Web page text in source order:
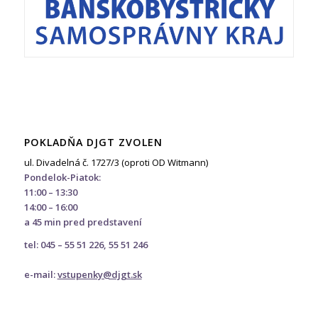
POKLADŇA DJGT ZVOLEN
ul. Divadelná č. 1727/3 (oproti OD Witmann)
Pondelok-Piatok:
11:00 – 13:30
14:00 – 16:00
a 45 min pred predstavení
tel: 045 – 55 51 226, 55 51 246
e-mail:vstupenky@djgt.sk